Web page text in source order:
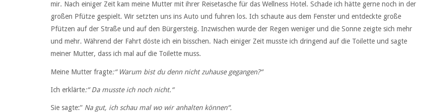
mir. Nach einiger Zeit kam meine Mutter mit ihrer Reisetasche für das Wellness Hotel. Schade ich hätte gerne noch in der
großen Pfütze gespielt. Wir setzten uns ins Auto und fuhren los. Ich schaute aus dem Fenster und entdeckte große
Pfützen auf der Straße und auf den Bürgersteig. Inzwischen wurde der Regen weniger und die Sonne zeigte sich mehr
und mehr. Während der Fahrt döste ich ein bisschen. Nach einiger Zeit musste ich dringend auf die Toilette und sagte
meiner Mutter, dass ich mal auf die Toilette muss.
Meine Mutter fragte:“ Warum bist du denn nicht zuhause gegangen?“
Ich erklärte:“ Da musste ich noch nicht.“
Sie sagte:“ Na gut, ich schau mal wo wir anhalten können“.